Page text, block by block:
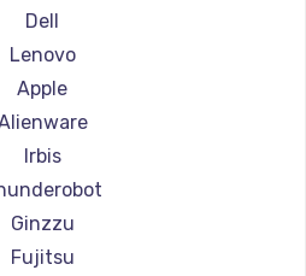
Dell
Lenovo
Apple
Irbis
Ginzzu
Fujitsu